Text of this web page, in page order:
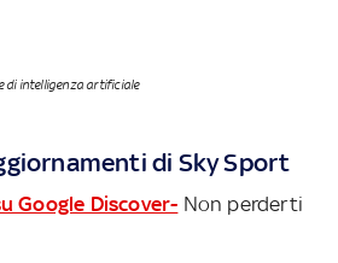
intelligenza artificiale
di Sky Sport
Google Discover- Non perderti